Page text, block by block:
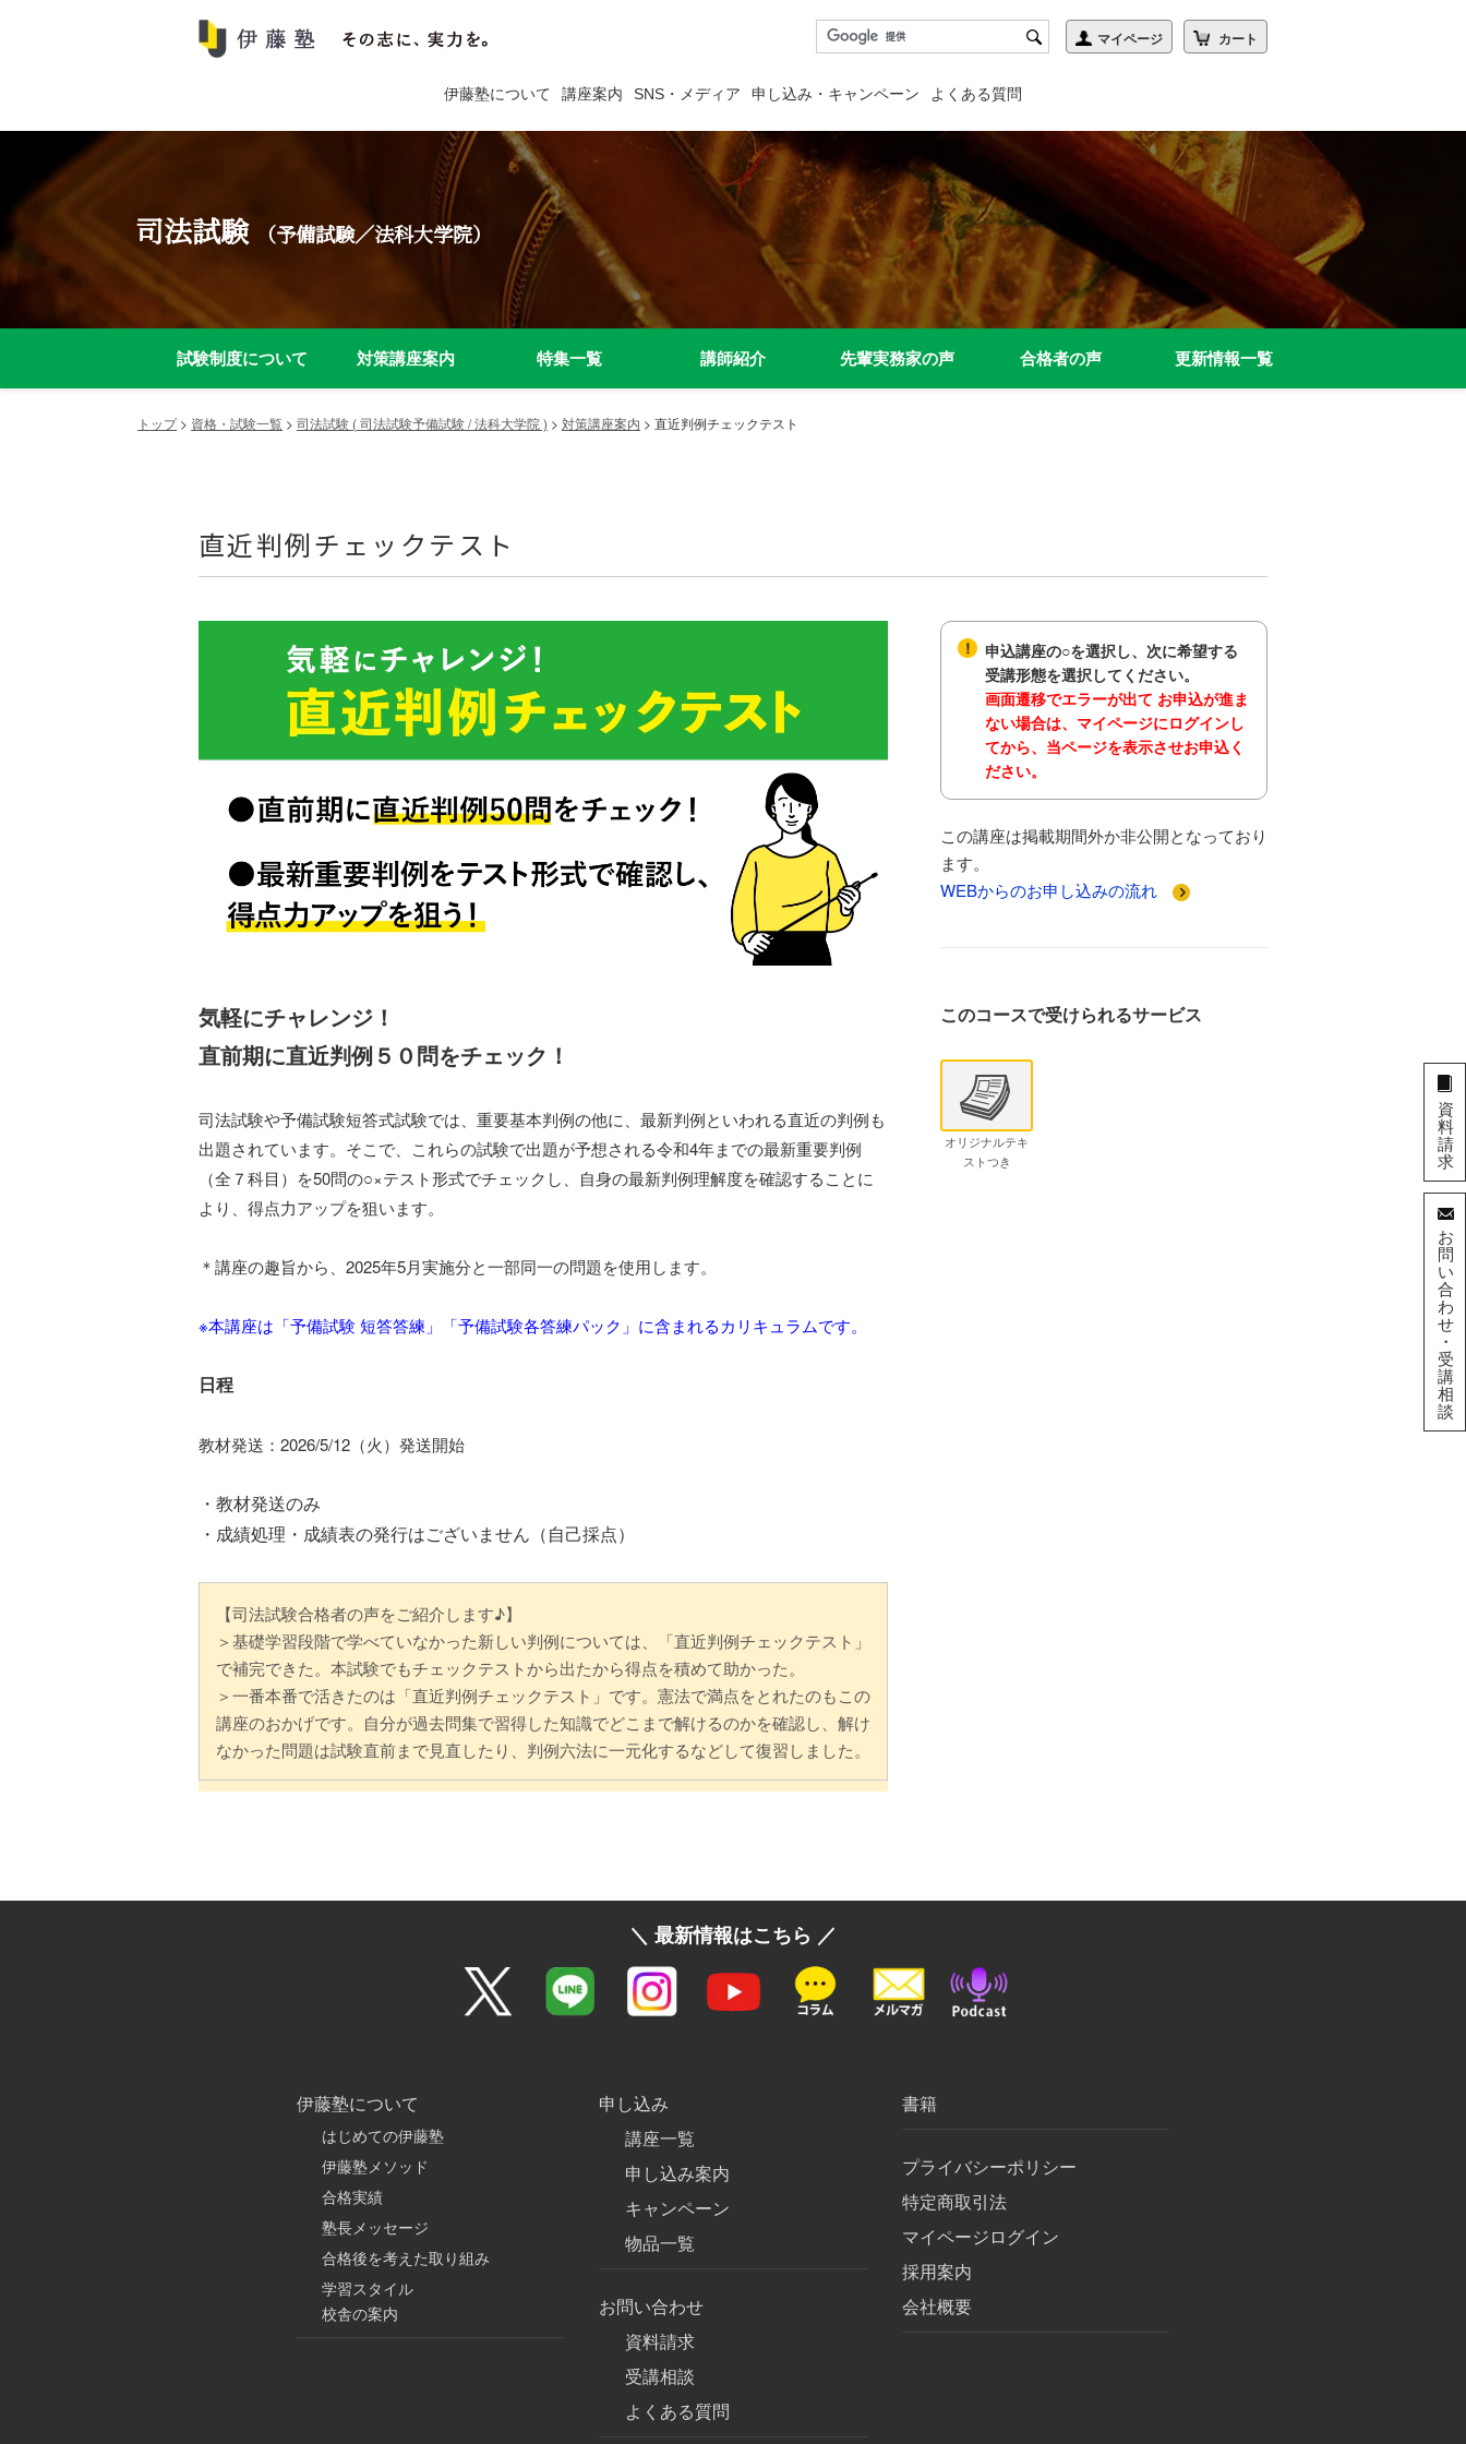
伊藤塾について 講座案内 SNS・メディア 申し込み・キャンペーン よくある質問
司法試験 （予備試験／法科大学院）
試験制度について 対策講座案内 特集一覧 講師紹介 先輩実務家の声 合格者の声 更新情報一覧
トップ> 資格・試験一覧 > 司法試験 ( 司法試験予備試験 / 法科大学院 ) > 対策講座案内 > 直近判例チェックテスト
直近判例チェックテスト
気軽にチャレンジ！
直前期に直近判例５０問をチェック！
司法試験や予備試験短答式試験では、重要基本判例の他に、最新判例といわれる直近の判例も
出題されています。そこで、これらの試験で出題が予想される令和4年までの最新重要判例
（全７科目）を50問の○×テスト形式でチェックし、自身の最新判例理解度を確認することに
より、得点力アップを狙います。
＊講座の趣旨から、2025年5月実施分と一部同一の問題を使用します。
※本講座は「予備試験 短答答練」「予備試験各答練パック」に含まれるカリキュラムです。
日程
教材発送：2026/5/12（火）発送開始
・教材発送のみ
・成績処理・成績表の発行はございません（自己採点）
【司法試験合格者の声をご紹介します♪】
＞基礎学習段階で学べていなかった新しい判例については、「直近判例チェックテスト」
で補完できた。本試験でもチェックテストから出たから得点を積めて助かった。
＞一番本番で活きたのは「直近判例チェックテスト」です。憲法で満点をとれたのもこの
講座のおかげです。自分が過去問集で習得した知識でどこまで解けるのかを確認し、解け
なかった問題は試験直前まで見直したり、判例六法に一元化するなどして復習しました。
申込講座の○を選択し、次に希望する
受講形態を選択してください。
画面遷移でエラーが出て お申込が進ま
ない場合は、マイページにログインし
てから、当ページを表示させお申込く
ださい。
この講座は掲載期間外か非公開となっており
ます。
WEBからのお申し込みの流れ
このコースで受けられるサービス
オリジナルテキ
ストつき
＼ 最新情報はこちら ／
伊藤塾について
はじめての伊藤塾
伊藤塾メソッド
合格実績
塾長メッセージ
合格後を考えた取り組み
学習スタイル
校舎の案内
申し込み
講座一覧
申し込み案内
キャンペーン
物品一覧
お問い合わせ
資料請求
受講相談
よくある質問
書籍
プライバシーポリシー
特定商取引法
マイページログイン
採用案内
会社概要
資
料
請
求
お
問
い
合
わ
せ
・
受
講
相
談